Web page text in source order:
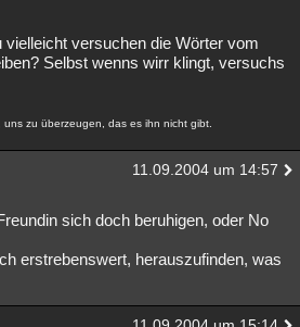
vielleicht versuchen die Wörter vom
Selbst wenns wirr klingt, versuchs
zu überzeugen, das es ihn nicht gibt.
11.09.2004 um 14:57
sich doch beruhigen, oder No
erstrebenswert, herauszufinden, was